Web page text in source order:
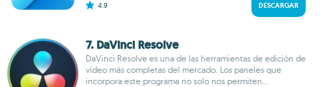
4.9 DESCARGAR
7. DaVinci Resolve
DaVinci Resolve es una de las herramientas de edición de
vídeo más completas del mercado. Los paneles que
incorpora este programa no solo nos permiten...